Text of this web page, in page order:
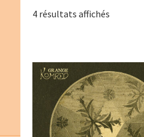
4 résultats affichés